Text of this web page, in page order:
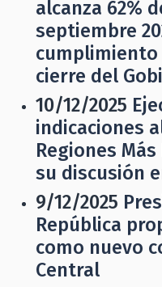
alcanza 62%
septiembre
cumplimiento
cierre del
10/12/2025
indicaciones
Regiones
su discusión
9/12/2025
República
como nuevo
Central